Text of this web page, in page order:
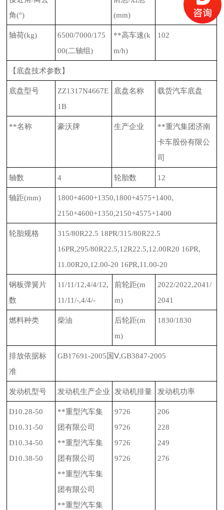
角(°)
(mm)
轴荷(kg)
6500/7000/175
00(二轴组)
**高车速(k
m/h)
102
【底盘技术参数】
底盘型号
ZZ1317N4667E
1B
底盘名称 载货汽车底盘
**名称 豪沃牌 生产企业
**重汽集团济南
卡车股份有限公
司
轴数 4 轮胎数 12
轴距(mm)
1800+4600+1350,1800+4575+1400,
2150+4600+1350,2150+4575+1400
轮胎规格
315/80R22.5 18PR/315/80R22.5
16PR,295/80R22.5,12R22.5,12.00R20 16PR,
11.00R20,12.00-20 16PR,11.00-20
钢板弹簧片
数
11/11/12,4/4/12,
11/11/-,4/4/-
前轮距(m
m)
2022/2022,2041/
2041
燃料种类 柴油 后轮距(m
m)
1830/1830
排放依据标
准
GB17691-2005 国Ⅴ,GB3847-2005
发动机型号 发动机生产企业 发动机排量 发动机功率
D10.28-50
D10.31-50
D10.34-50
D10.38-50
**重型汽车集
团有限公司
**重型汽车集
团有限公司
**重型汽车集
团有限公司
**重型汽车集
9726
9726
9726
9726
206
228
249
276